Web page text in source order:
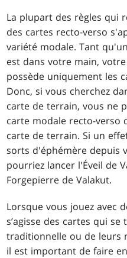
La plupart des règles qui
des cartes recto-verso
variété modale. Tant
est dans votre main,
possède uniquement les
Donc, si vous cherchez
carte de terrain, vous ne
carte modale recto-verso
carte de terrain. Si un
sorts d'éphémère depuis
pourriez lancer l'Éveil de
Forgepierre de Valakut.
Lorsque vous jouez avec
s’agisse des cartes qui
traditionnelle ou de leurs
il est important de faire